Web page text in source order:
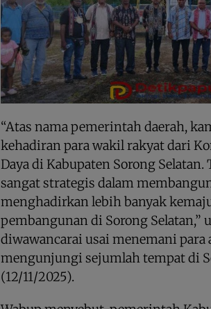
“Atas nama pemerintah daerah,
kehadiran para wakil rakyat dari
Daya di Kabupaten Sorong
sangat strategis dalam
menghadirkan lebih banyak
pembangunan di Sorong Selatan,”
diwawancarai usai menemani para
mengunjungi sejumlah tempat di
(12/11/2025).